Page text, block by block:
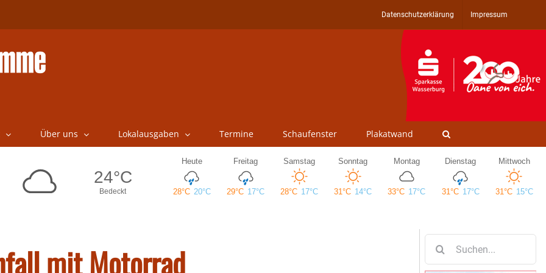
Datenschutzerklärung Impressum
Über uns Lokalausgaben Termine Schaufenster Plakatwand
mit Motorrad
nach: